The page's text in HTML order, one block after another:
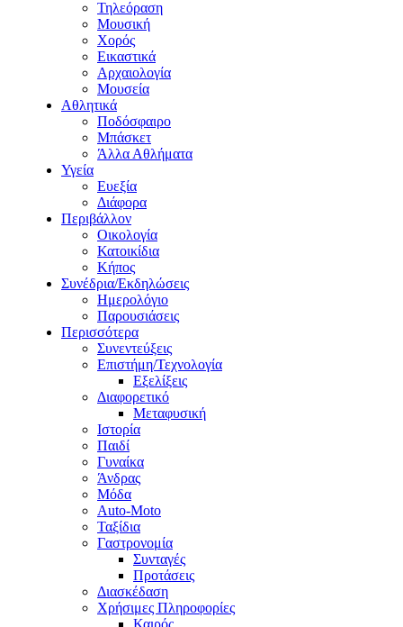
Τηλεόραση
Μουσική
Χορός
Εικαστικά
Αρχαιολογία
Μουσεία
Αθλητικά
Ποδόσφαιρο
Μπάσκετ
Άλλα Αθλήματα
Υγεία
Ευεξία
Διάφορα
Περιβάλλον
Οικολογία
Κατοικίδια
Κήπος
Συνέδρια/Εκδηλώσεις
Ημερολόγιο
Παρουσιάσεις
Περισσότερα
Συνεντεύξεις
Επιστήμη/Τεχνολογία
Εξελίξεις
Διαφορετικό
Μεταφυσική
Ιστορία
Παιδί
Γυναίκα
Άνδρας
Μόδα
Auto-Moto
Ταξίδια
Γαστρονομία
Συνταγές
Προτάσεις
Διασκέδαση
Χρήσιμες Πληροφορίες
Καιρός